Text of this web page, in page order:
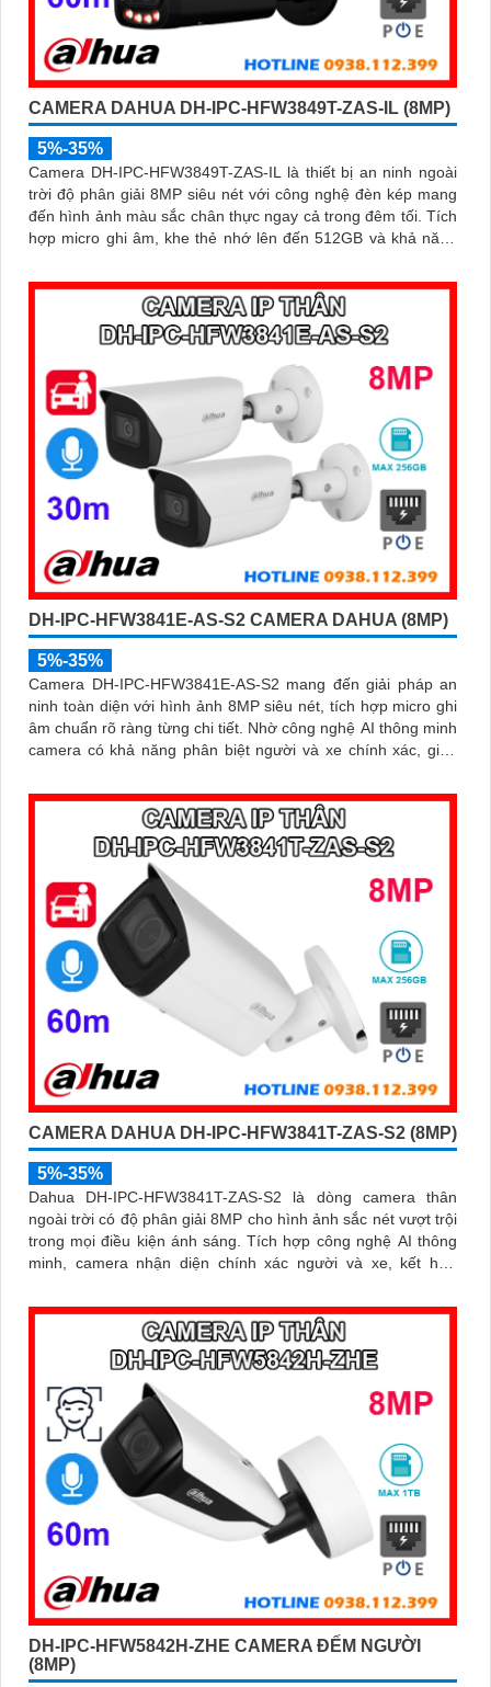
CAMERA DAHUA DH-IPC-HFW3849T-ZAS-IL (8MP)
5%-35%
Camera DH-IPC-HFW3849T-ZAS-IL là thiết bị an ninh ngoài
trời độ phân giải 8MP siêu nét với công nghệ đèn kép mang
đến hình ảnh màu sắc chân thực ngay cả trong đêm tối. Tích
hợp micro ghi âm, khe thẻ nhớ lên đến 512GB và khả năng
xe, nâng cao hiệu quả giám sát với thiết kế chuẩn IP67 chống
bụi nước và hỗ trợ PoE giá rẻ
DH-IPC-HFW3841E-AS-S2 CAMERA DAHUA (8MP)
5%-35%
Camera DH-IPC-HFW3841E-AS-S2 mang đến giải pháp an
ninh toàn diện với hình ảnh 8MP siêu nét, tích hợp micro ghi
âm chuẩn rõ ràng từng chi tiết. Nhờ công nghệ AI thông minh
camera có khả năng phân biệt người và xe chính xác, giúp
CAMERA DAHUA DH-IPC-HFW3841T-ZAS-S2 (8MP)
5%-35%
Dahua DH-IPC-HFW3841T-ZAS-S2 là dòng camera thân
ngoài trời có độ phân giải 8MP cho hình ảnh sắc nét vượt trội
trong mọi điều kiện ánh sáng. Tích hợp công nghệ AI thông
minh, camera nhận diện chính xác người và xe, kết hợp
đến 256GB mang đến giải pháp giám sát toàn diện và hiệu
DH-IPC-HFW5842H-ZHE CAMERA ĐẾM NGƯỜI
(8MP)